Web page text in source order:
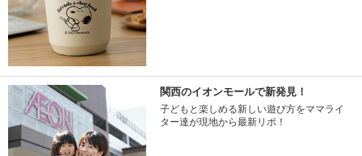
関西のイオンモールで新発見！
子どもと楽しめる新しい遊び方をママライ
ター達が現地から最新リポ！